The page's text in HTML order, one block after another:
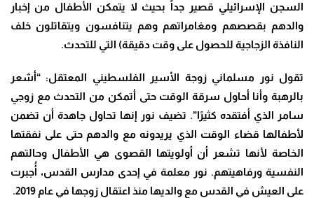
السجن الإسرائيلي قصير جداً بحيث لا يتمكن الأطفال من إخبار
والدهم بقصصهم ومغامراتهم وهم يتنافسون ويتقاتلون خلف
النافذة الزجاجية للحصول على وقت دقيقة) التي للتحدث.
تقول نور مسلماني زوجة الأسير الفلسطيني المعتقل: “أشعر
بالرهبة وأنا أحاول سرقة الوقت حتى أتمكن من التحدث مع زوجي
سامر الذي أفتقده كثيرًا”. تضيف نور إنها تحاول جاهدة أن تضمن
لأطفالها قضاء الوقت الذي يريدونه مع والدهم حتى على نفقتها
الخاصة لأنها تشعر أن أولويتها القصوى هي الأطفال وحالتهم
النفسية ورفاهيتهم. نور معلمة في إحدى مدارس القدس، أُجبرت
على العيش في القدس مع والديها منذ اعتقال زوجها في عام 2019.